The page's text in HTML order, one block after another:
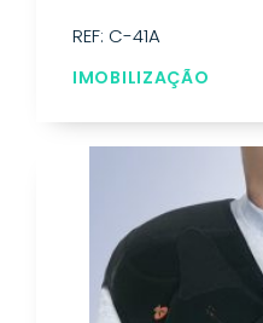
REF: C-41A
IMOBILIZAÇÃO